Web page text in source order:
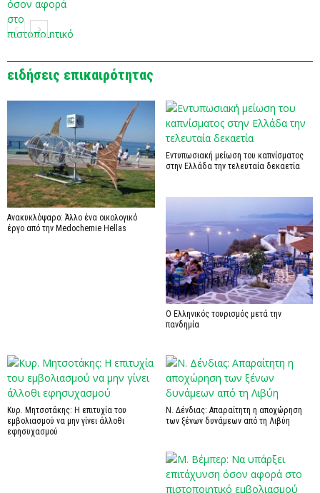
ειδήσεις επικαιρότητας
Ανακυκλόψαρο: Άλλο ένα οικολογικό
έργο από την Medochemie Hellas
Εντυπωσιακή μείωση του καπνίσματος
στην Ελλάδα την τελευταία δεκαετία
Ο Ελληνικός τουρισμός μετά την
πανδημία
Κυρ. Μητσοτάκης: Η επιτυχία του
εμβολιασμού να μην γίνει άλλοθι
εφησυχασμού
Ν. Δένδιας: Απαραίτητη η αποχώρηση
των ξένων δυνάμεων από τη Λιβύη